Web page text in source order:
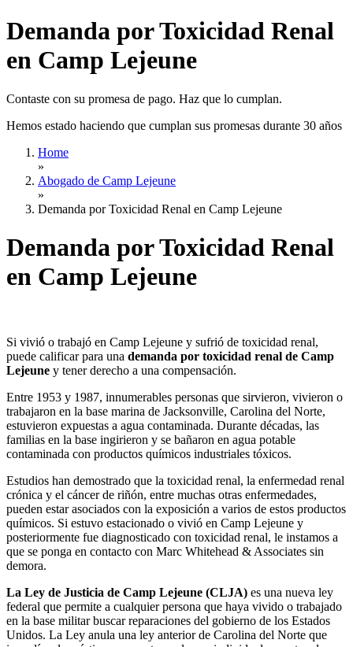
Demanda por Toxicidad Renal
en Camp Lejeune
Contaste con su promesa de pago. Haz que lo cumplan.
Hemos estado haciendo que cumplan sus promesas durante 30 años
Home
»
Abogado de Camp Lejeune
»
Demanda por Toxicidad Renal en Camp Lejeune
Demanda por Toxicidad Renal
en Camp Lejeune
Si vivió o trabajó en Camp Lejeune y sufrió de toxicidad renal,
puede calificar para una demanda por toxicidad renal de Camp
Lejeune y tener derecho a una compensación.
Entre 1953 y 1987, innumerables personas que sirvieron, vivieron o
trabajaron en la base marina de Jacksonville, Carolina del Norte,
estuvieron expuestas a agua contaminada. Durante décadas, las
familias en la base ingirieron y se bañaron en agua potable
contaminada con productos químicos industriales tóxicos.
Estudios han demostrado que la toxicidad renal, la enfermedad renal
crónica y el cáncer de riñón, entre muchas otras enfermedades,
pueden estar asociados con la exposición a varios de estos productos
químicos. Si estuvo estacionado o vivió en Camp Lejeune y
posteriormente fue diagnosticado con toxicidad renal, le instamos a
que se ponga en contacto con Marc Whitehead & Associates sin
demora.
La Ley de Justicia de Camp Lejeune (CLJA) es una nueva ley
federal que permite a cualquier persona que haya vivido o trabajado
en la base militar buscar reparaciones del gobierno de los Estados
Unidos. La Ley anula una ley anterior de Carolina del Norte que